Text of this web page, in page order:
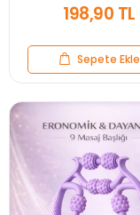
198,90 TL
Sepete Ekle